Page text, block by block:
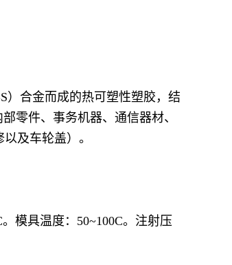
）合金而成的热可塑性塑胶，结
零件、事务机器、通信器材、
及车轮盖）。
模具温度：50~100C。注射压